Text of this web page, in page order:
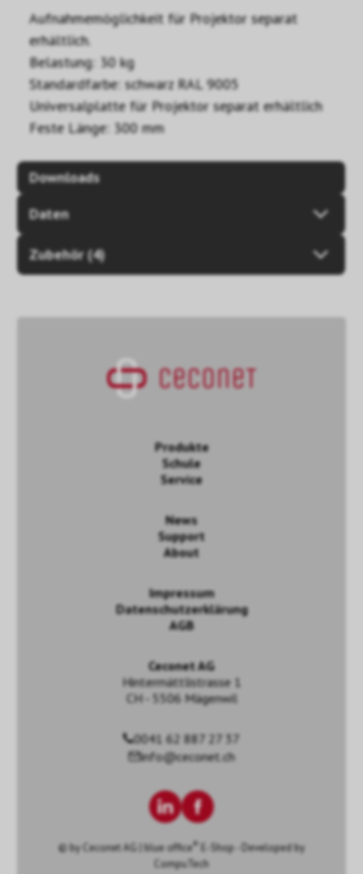
Aufnahmemöglichkeit für Projektor separat
erhältlich.
Belastung: 30 kg
Standardfarbe: schwarz RAL 9005
Universalplatte für Projektor separat erhältlich
Feste Länge: 300 mm
Downloads
Daten
Zubehör (4)
Produkte
Schule
Service
News
Support
About
Impressum
Datenschutzerklärung
AGB
Ceconet AG
Hintermättlistrasse 1
CH - 5506 Mägenwil
0041 62 887 27 37
info@ceconet.ch
© by Ceconet AG blue office ®
E-Shop - Developed by
CompuTech